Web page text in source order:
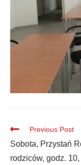
Previous Post
Sobota, Przystań
rodziców, godz.